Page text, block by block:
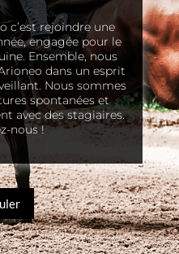
c’est rejoindre une
engagée pour le
Ensemble, nous
dans un esprit
Nous sommes
spontanées et
avec des stagiaires.
nous !